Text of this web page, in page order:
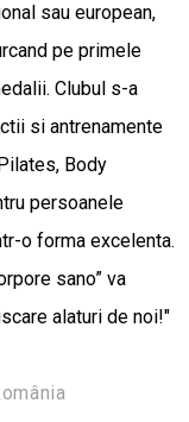
sau european,
pe primele
Clubul s-a
si antrenamente
Body
persoanele
o forma excelenta.
sano” va
alaturi de noi!"